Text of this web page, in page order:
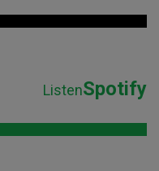
ListenSpotify